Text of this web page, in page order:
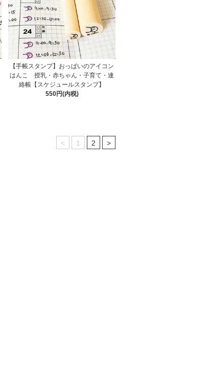
【手帳スタンプ】おっぱいのアイコン
はんこ 授乳・赤ちゃん・子育て・連
絡帳【スケジュールスタンプ】
550円(内税)
< 1 2 >